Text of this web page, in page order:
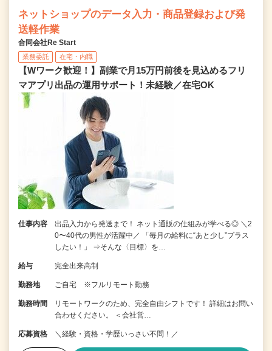
ネットショップのデータ入力・商品登録および発
送軽作業
合同会社Re Start
業務委託 在宅・内職
【Wワーク歓迎！】副業で月15万円前後を見込めるフリ
マアプリ出品の運用サポート！未経験／在宅OK
仕事内容
出品入力から発送まで！ ネット通販の仕組みが学べる◎ ＼2
0〜40代の男性が活躍中／ 「毎月の給料に“あと少し”プラス
したい！」 ⇒そんな〈目標〉を…
給与 完全出来高制
勤務地 ご自宅 ※フルリモート勤務
勤務時間
リモートワークのため、完全自由シフトです！ 詳細はお問い
合わせください。 ＜会社営…
応募資格 ＼経験・資格・学歴いっさい不問！／